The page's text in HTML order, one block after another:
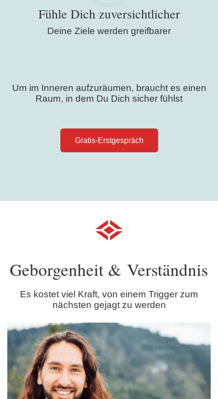
Fühle Dich zuversichtlicher
Deine Ziele werden greifbarer
Um im Inneren aufzuräumen, braucht es einen
Raum, in dem Du Dich sicher fühlst
Gratis-Erstgespräch
Geborgenheit & Verständnis
Es kostet viel Kraft, von einem Trigger zum
nächsten gejagt zu werden